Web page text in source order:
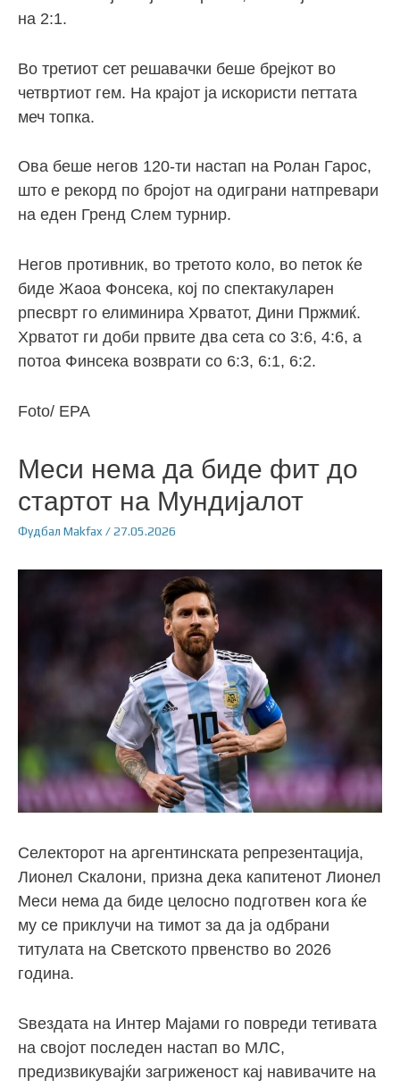
на 2:1.
Во третиот сет решавачки беше брејкот во
четвртиот гем. На крајот ја искористи петтата
меч топка.
Ова беше негов 120-ти настап на Ролан Гарос,
што е рекорд по бројот на одиграни натпревари
на еден Гренд Слем турнир.
Негов противник, во третото коло, во петок ќе
биде Жаоа Фонсека, кој по спектакуларен
рпесврт го елиминира Хрватот, Дини Пржмиќ.
Хрватот ги доби првите два сета со 3:6, 4:6, а
потоа Финсека возврати со 6:3, 6:1, 6:2.
Foto/ EPA
Меси нема да биде фит до
стартот на Мундијалот
Фудбал Makfax /27.05.2026
Селекторот на аргентинската репрезентација,
Лионел Скалони, призна дека капитенот Лионел
Меси нема да биде целосно подготвен кога ќе
му се приклучи на тимот за да ја одбрани
титулата на Светското првенство во 2026
година.
Ѕвездата на Интер Мајами го повреди тетивата
на својот последен настап во МЛС,
предизвикувајќи загриженост кај навивачите на